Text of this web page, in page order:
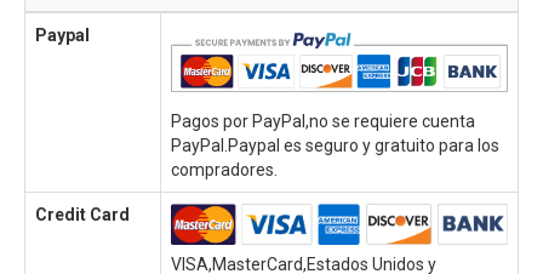
Paypal
Pagos por PayPal,no se requiere cuenta
PayPal.Paypal es seguro y gratuito para los
compradores.
Credit Card
VISA,MasterCard,Estados Unidos y